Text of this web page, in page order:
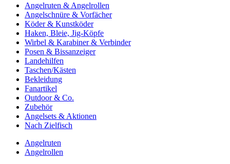
Angelruten & Angelrollen
Angelschnüre & Vorfächer
Köder & Kunstköder
Haken, Bleie, Jig-Köpfe
Wirbel & Karabiner & Verbinder
Posen & Bissanzeiger
Landehilfen
Taschen/Kästen
Bekleidung
Fanartikel
Outdoor & Co.
Zubehör
Angelsets & Aktionen
Nach Zielfisch
Angelruten
Angelrollen